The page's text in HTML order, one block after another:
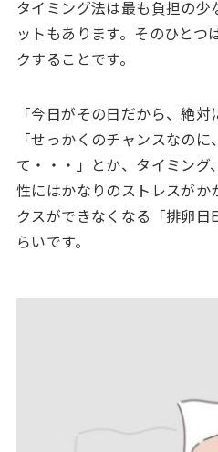
タイミング法は最も負担の少
ットもあります。そのひとつ
クすることです。
「今日がその日だから、絶
「せっかくのチャンスなの
て・・・」とか、タイミング
性にはかなりのストレスがか
クスができなくなる「排卵日
らいです。